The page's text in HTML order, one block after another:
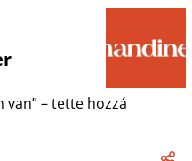
– tette hozzá